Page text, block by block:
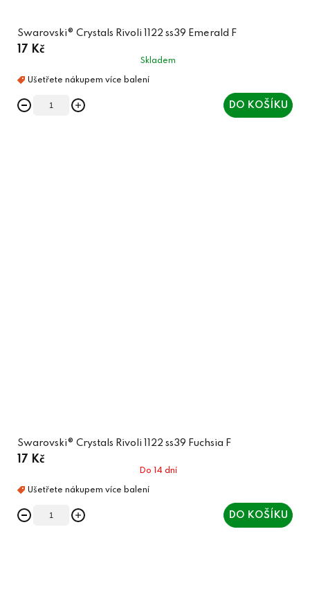
Swarovski® Crystals Rivoli 1122 ss39 Emerald F
17 Kč
Skladem
DO KOŠÍKU
Swarovski® Crystals Rivoli 1122 ss39 Fuchsia F
17 Kč
Do 14 dní
DO KOŠÍKU